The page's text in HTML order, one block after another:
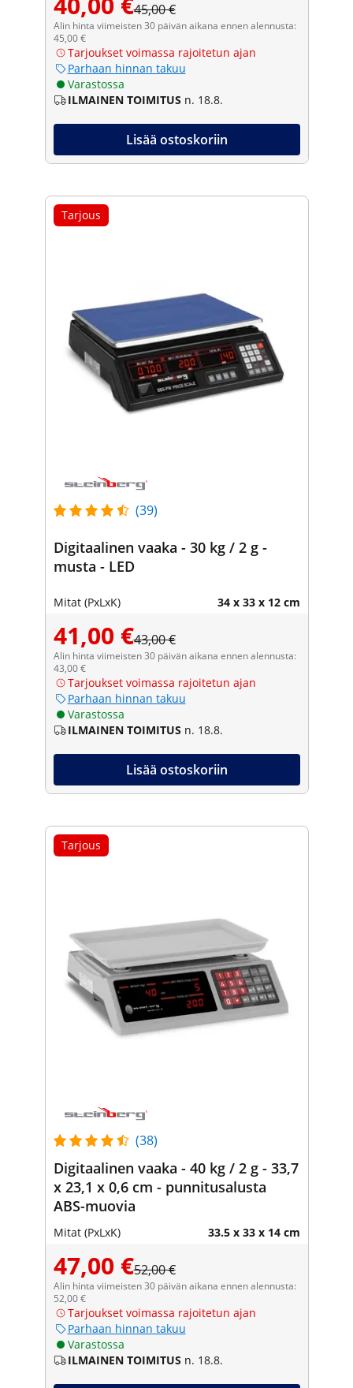
45,00 €
Alin hinta viimeisten 30 päivän aikana ennen alennusta:
45,00 €
Tarjoukset voimassa rajoitetun ajan
Parhaan hinnan takuu
Varastossa
ILMAINEN TOIMITUS n. 18.8.
Lisää ostoskoriin
Tarjous
(39)
Digitaalinen vaaka - 30 kg / 2 g -
musta - LED
Mitat (PxLxK) 34 x 33 x 12 cm
41,00 €43,00 €
Alin hinta viimeisten 30 päivän aikana ennen alennusta:
43,00 €
Tarjoukset voimassa rajoitetun ajan
Parhaan hinnan takuu
Varastossa
ILMAINEN TOIMITUS n. 18.8.
Lisää ostoskoriin
Tarjous
(38)
Digitaalinen vaaka - 40 kg / 2 g - 33,7
x 23,1 x 0,6 cm - punnitusalusta
ABS-muovia
Mitat (PxLxK) 33.5 x 33 x 14 cm
47,00 €52,00 €
Alin hinta viimeisten 30 päivän aikana ennen alennusta:
52,00 €
Tarjoukset voimassa rajoitetun ajan
Parhaan hinnan takuu
Varastossa
ILMAINEN TOIMITUS n. 18.8.